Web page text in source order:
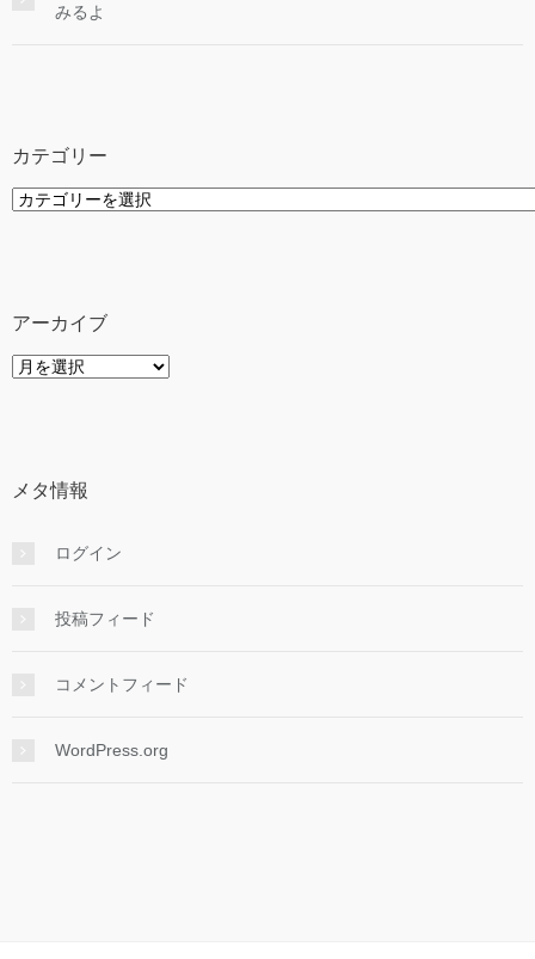
みるよ
カテゴリー
カ
アーカイブ
ア
メタ情報
ログイン
投稿フィード
コメントフィード
WordPress.org